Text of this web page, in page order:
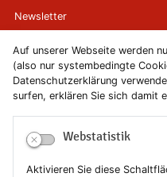
Auf unserer Webseite werden
(also nur systembedingte
Datenschutzerklärung
surfen, erklären Sie sich damit
Webstatistik
Aktivieren Sie diese
Newsletter
Newsletterabmeldung
Impressum